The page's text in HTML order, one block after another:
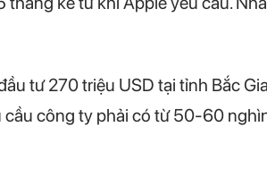
tư 270 triệu USD tại tỉnh Bắc
công ty phải có từ 50-60